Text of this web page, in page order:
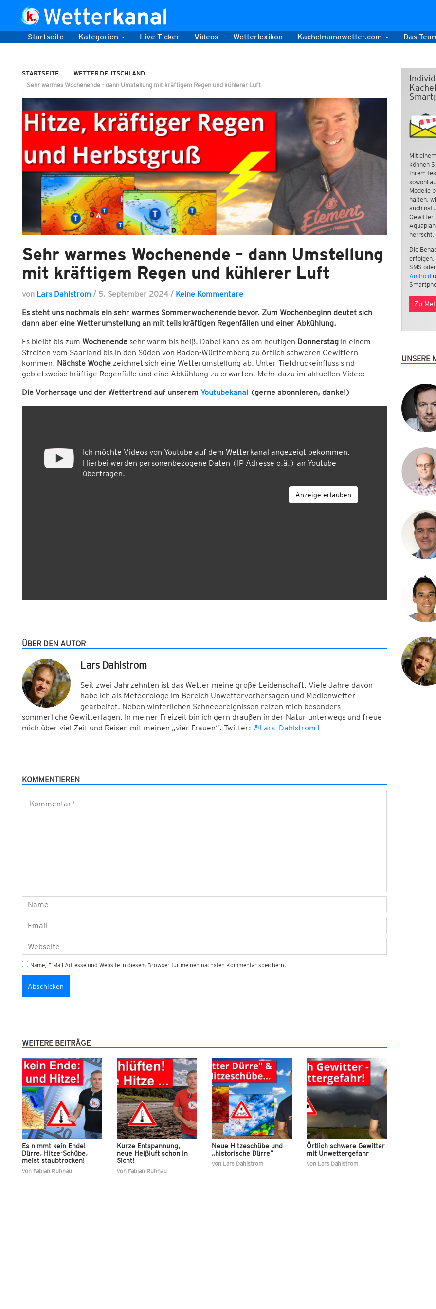
Startseite Kategorien Live-Ticker Videos Wetterlexikon Kachelmannwetter.com Das
STARTSEITE
WETTER DEUTSCHLAND
Sehr warmes Wochenende – dann Umstellung mit kräftigem Regen und kühlerer Luft
Sehr warmes Wochenende – dann Umstellung
mit kräftigem Regen und kühlerer Luft
von Lars Dahlstrom / 5. September 2024 / Keine Kommentare
Es steht uns nochmals ein sehr warmes Sommerwochenende bevor. Zum Wochenbeginn deutet sich
dann aber eine Wetterumstellung an mit teils kräftigen Regenfällen und einer Abkühlung.
Es bleibt bis zum Wochenende sehr warm bis heiß. Dabei kann es am heutigen Donnerstag in einem
Streifen vom Saarland bis in den Süden von Baden-Württemberg zu örtlich schweren Gewittern
kommen. Nächste Woche zeichnet sich eine Wetterumstellung ab. Unter Tiefdruckeinfluss sind
gebietsweise kräftige Regenfälle und eine Abkühlung zu erwarten. Mehr dazu im aktuellen Video:
Die Vorhersage und der Wettertrend auf unserem Youtubekanal (gerne abonnieren, danke!)
Ich möchte Videos von Youtube auf dem Wetterkanal angezeigt bekommen.
Hierbei werden personenbezogene Daten (IP-Adresse o.ä.) an Youtube
übertragen.
Anzeige erlauben
ÜBER DEN AUTOR
Lars Dahlstrom
Seit zwei Jahrzehnten ist das Wetter meine große Leidenschaft. Viele Jahre davon
habe ich als Meteorologe im Bereich Unwettervorhersagen und Medienwetter
gearbeitet. Neben winterlichen Schneeereignissen reizen mich besonders
sommerliche Gewitterlagen. In meiner Freizeit bin ich gern draußen in der Natur unterwegs und freue
mich über viel Zeit und Reisen mit meinen „vier Frauen“. Twitter: @Lars_Dahlstrom1
KOMMENTIEREN
Name, E-Mail-Adresse und Website in diesem Browser für meinen nächsten Kommentar speichern.
WEITERE BEITRÄGE
Es nimmt kein Ende!
Dürre, Hitze-Schübe,
meist staubtrocken!
von Fabian Ruhnau
Kurze Entspannung,
neue Heißluft schon in
Sicht!
von Fabian Ruhnau
Neue Hitzeschübe und
„historische Dürre“
von Lars Dahlstrom
Örtlich schwere Gewitter
mit Unwettergefahr
von Lars Dahlstrom
Mit
können
Ihrem
sowohl
Modelle
halten,
auch
Gewitter
herrscht.
Die
erfolgen.
SMS
Android
Zu
UNSERE